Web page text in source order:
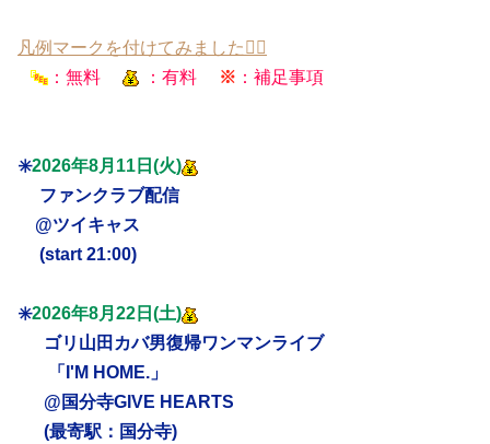
凡例マークを付けてみました💁‍♂️
：無料
：有料 ※ ：補足事項
✳️2026年8月11日(火)
ファンクラブ配信
@ツイキャス
(start 21:00)
✳️2026年8月22日(土)
ゴリ山田カバ男復帰ワンマンライブ
「I'M HOME.」
@国分寺GIVE HEARTS
(最寄駅：国分寺)